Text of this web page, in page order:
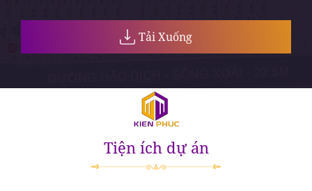
Tải Xuống
Tiện ích dự án